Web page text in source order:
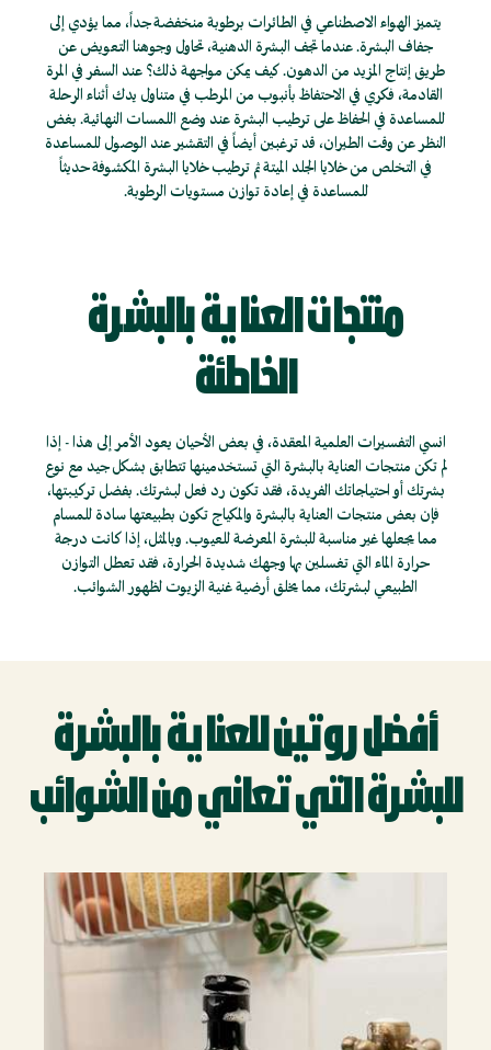
يتميز الهواء الاصطناعي في الطائرات برطوبة منخفضة جداً، مما يؤدي إلى
جفاف البشرة. عندما تجف البشرة الدهنية، تحاول وجوهنا التعويض عن
طريق إنتاج المزيد من الدهون. كيف يمكن مواجهة ذلك؟ عند السفر في المرة
القادمة، فكري في الاحتفاظ بأنبوب من المرطب في متناول يدك أثناء الرحلة
للمساعدة في الحفاظ على ترطيب البشرة عند وضع اللمسات النهائية. بغض
النظر عن وقت الطيران، قد ترغبين أيضاً في التقشير عند الوصول للمساعدة
في التخلص من خلايا الجلد الميتة ثم ترطيب خلايا البشرة المكشوفة حديثاً
للمساعدة في إعادة توازن مستويات الرطوبة.
منتجات العناية بالبشرة
الخاطئة
انسي التفسيرات العلمية المعقدة، في بعض الأحيان يعود الأمر إلى هذا - إذا
لم تكن منتجات العناية بالبشرة التي تستخدمينها تتطابق بشكل جيد مع نوع
بشرتك أو احتياجاتك الفريدة، فقد تكون رد فعل لبشرتك. بفضل تركيبتها،
فإن بعض منتجات العناية بالبشرة والمكياج تكون بطبيعتها سادة للمسام
مما يجعلها غير مناسبة للبشرة المعرضة للعيوب. وبالمثل، إذا كانت درجة
حرارة الماء التي تغسلين بها وجهك شديدة الحرارة، فقد تعطل التوازن
الطبيعي لبشرتك، مما يخلق أرضية غنية الزيوت لظهور الشوائب.
أفضل روتين للعناية بالبشرة
للبشرة التي تعاني من الشوائب